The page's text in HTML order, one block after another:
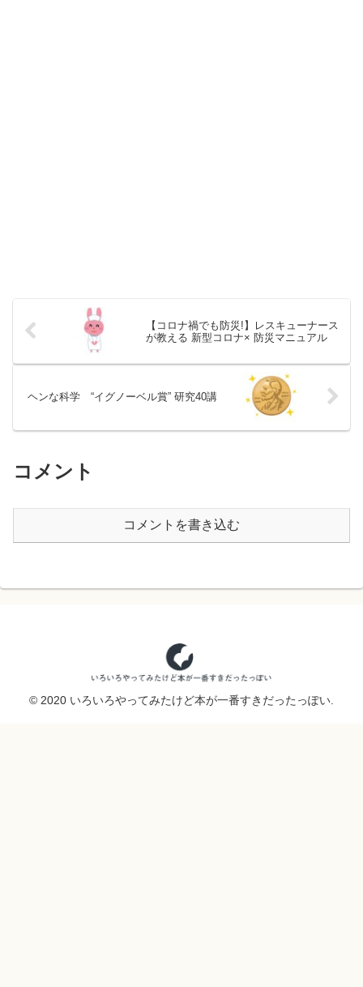
【コロナ禍でも防災!】レスキューナース
が教える 新型コロナ× 防災マニュアル
ヘンな科学 “イグノーベル賞” 研究40講
コメント
コメントを書き込む
© 2020 いろいろやってみたけど本が一番すきだったっぽい.